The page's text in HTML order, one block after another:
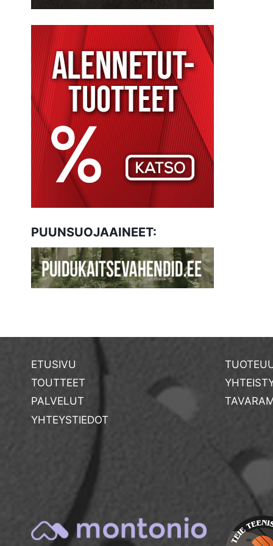
PUUNSUOJAAINEET:
ETUSIVU
TOUTTEET
PALVELUT
YHTEYSTIEDOT